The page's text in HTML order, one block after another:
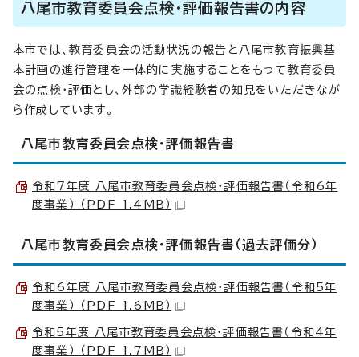
八尾市教育委員会点検・評価報告書の内容
本市では、教育委員会の活動状況の報告と八尾市教育振興基
本計画の進行管理を一体的に実施することをもって教育委員
会の点検・評価とし、外部の学識経験者の知見をいただきなが
ら作成しています。
八尾市教育委員会点検・評価報告書
令和7年度 八尾市教育委員会点検・評価報告書（令和6年
度事業） （PDF 1.4MB）
八尾市教育委員会点検・評価報告書（過去評価分）
令和6年度 八尾市教育委員会点検・評価報告書（令和5年
度事業） （PDF 1.6MB）
令和5年度 八尾市教育委員会点検・評価報告書（令和4年
度事業） （PDF 1.7MB）